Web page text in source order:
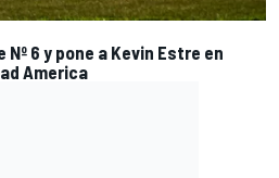
6 y pone a Kevin Estre en
America